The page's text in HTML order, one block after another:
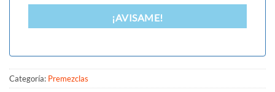
¡AVISAME!
Categoría: Premezclas